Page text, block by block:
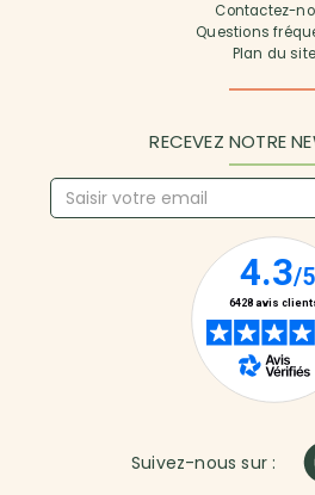
Contactez-
Questions
Plan du site
RECEVEZ NOTRE
Suivez-nous sur :